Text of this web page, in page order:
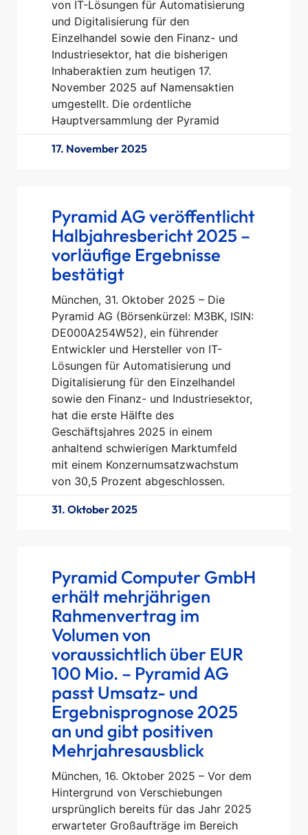
von IT-Lösungen für Automatisierung
und Digitalisierung für den
Einzelhandel sowie den Finanz- und
Industriesektor, hat die bisherigen
Inhaberaktien zum heutigen 17.
November 2025 auf Namensaktien
umgestellt. Die ordentliche
Hauptversammlung der Pyramid
17. November 2025
Pyramid AG veröffentlicht
Halbjahresbericht 2025 –
vorläufige Ergebnisse
bestätigt
München, 31. Oktober 2025 – Die
Pyramid AG (Börsenkürzel: M3BK, ISIN:
DE000A254W52), ein führender
Entwickler und Hersteller von IT-
Lösungen für Automatisierung und
Digitalisierung für den Einzelhandel
sowie den Finanz- und Industriesektor,
hat die erste Hälfte des
Geschäftsjahres 2025 in einem
anhaltend schwierigen Marktumfeld
mit einem Konzernumsatzwachstum
von 30,5 Prozent abgeschlossen.
31. Oktober 2025
Pyramid Computer GmbH
erhält mehrjährigen
Rahmenvertrag im
Volumen von
voraussichtlich über EUR
100 Mio. – Pyramid AG
passt Umsatz- und
Ergebnisprognose 2025
an und gibt positiven
Mehrjahresausblick
München, 16. Oktober 2025 – Vor dem
Hintergrund von Verschiebungen
ursprünglich bereits für das Jahr 2025
erwarteter Großaufträge im Bereich